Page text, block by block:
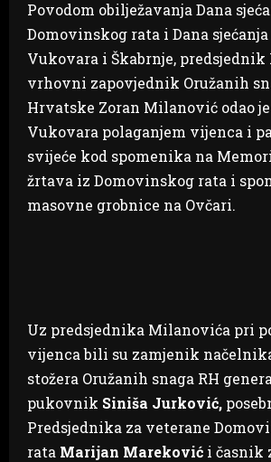
Povodom obilježavanja Dana
Domovinskog rata i Dana
Vukovara i Škabrnje, predsjednik
vrhovni zapovjednik Oružanih
Hrvatske Zoran Milanović odao
Vukovara polaganjem vijenca i
svijeće kod spomenika na
žrtava iz Domovinskog rata i
masovne grobnice na Ovčari.
Uz predsjednika Milanovića pri
vijenca bili su zamjenik
stožera Oružanih snaga RH
pukovnik Siniša Jurković,
Predsjednika za veterane
rata Marijan Mareković i časnik